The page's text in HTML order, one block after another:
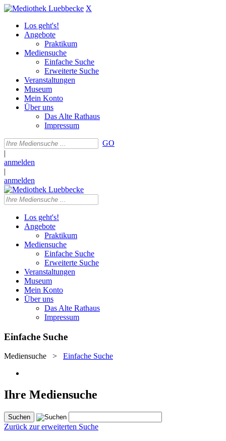
X
Los geht's!
Angebote
Praktikum
Mediensuche
Einfache Suche
Erweiterte Suche
Veranstaltungen
Museum
Mein Konto
Über uns
Das Alte Rathaus
Impressum
GO
|
anmelden
|
anmelden
Los geht's!
Angebote
Praktikum
Mediensuche
Einfache Suche
Erweiterte Suche
Veranstaltungen
Museum
Mein Konto
Über uns
Das Alte Rathaus
Impressum
Einfache Suche
Mediensuche > Einfache Suche
Ihre Mediensuche
Zurück zur erweiterten Suche